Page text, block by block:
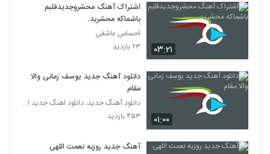
۰۳:۲۱
اشتراک آهنگ محشروجدیدقلبم
باشماکه محشرید.
احساس عاشقی
۲۳ بازدید
۰۱:۰۰
دانلود آهنگ جدید یوسف زمانی والا
مقام
دانلود آهنگ جدید، دانلود اهنگ جدید ایرانی
۴۵۳ بازدید
آهنگ جدید روزبه نعمت اللهی